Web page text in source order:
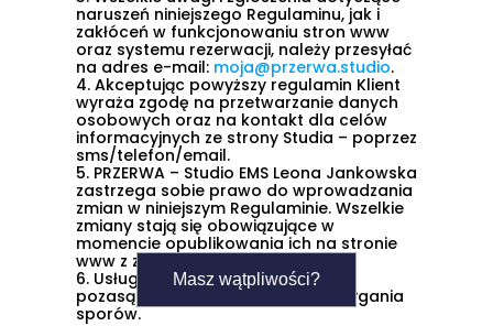
Masz wątpliwości?
naruszeń niniejszego Regulaminu, jak i
zakłóceń w funkcjonowaniu stron www
oraz systemu rezerwacji, należy przesyłać
na adres e-mail: moja@przerwa.studio.
4. Akceptując powyższy regulamin Klient
wyraża zgodę na przetwarzanie danych
osobowych oraz na kontakt dla celów
informacyjnych ze strony Studia – poprzez
sms/telefon/email.
5. PRZERWA – Studio EMS Leona Jankowska
zastrzega sobie prawo do wprowadzania
zmian w niniejszym Regulaminie. Wszelkie
zmiany stają się obowiązujące w
momencie opublikowania ich na stronie
www z zastrzeżeniem
6. Usługodawca nie korzysta z
pozasądowych sposobów rozstrzygania
sporów.